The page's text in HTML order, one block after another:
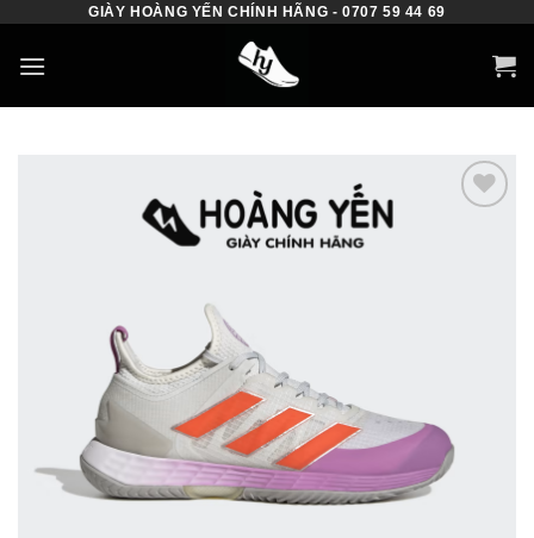
content
GIÀY HOÀNG YẾN CHÍNH HÃNG - 0707 59 44 69